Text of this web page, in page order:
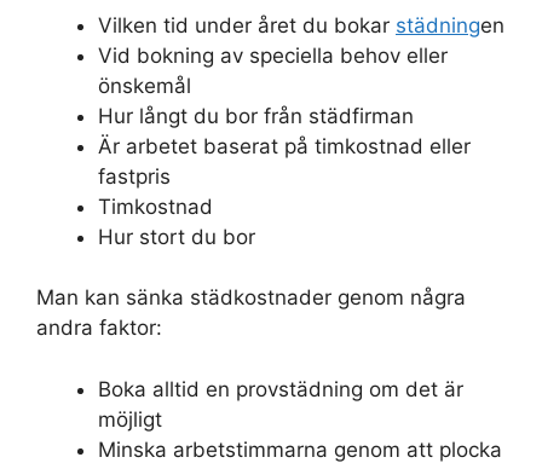
Vilken tid under året du bokar städningen
Vid bokning av speciella behov eller
önskemål
Hur långt du bor från städfirman
Är arbetet baserat på timkostnad eller
fastpris
Timkostnad
Hur stort du bor
Man kan sänka städkostnader genom några
andra faktor:
Boka alltid en provstädning om det är
möjligt
Minska arbetstimmarna genom att plocka